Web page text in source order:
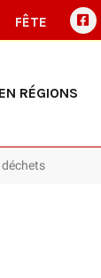
FÊTE
EN RÉGIONS